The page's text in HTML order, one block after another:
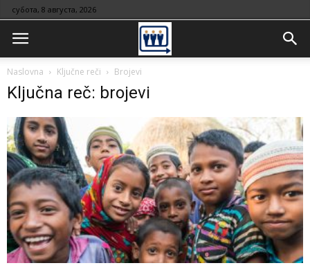
субота, 8 августа, 2026
Naslovna Ključne reči Brojevi
Ključna reč: brojevi